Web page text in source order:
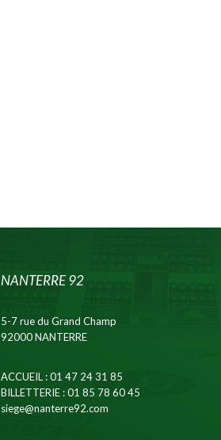
NANTERRE 92
5-7 rue du Grand Champ
92000 NANTERRE
ACCUEIL : 01 47 24 31 85
BILLETTERIE : 01 85 78 60 45
siege@nanterre92.com